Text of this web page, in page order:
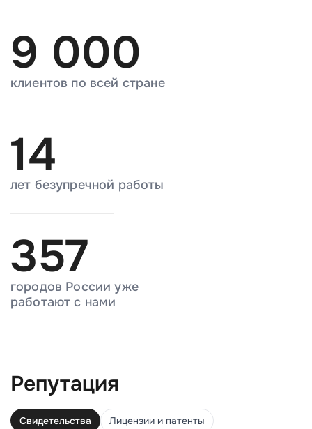
9 000
клиентов по всей стране
14
лет безупречной работы
357
городов России уже
работают с нами
Репутация
Свидетельства
Лицензии и патенты